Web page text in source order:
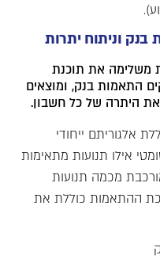
בנק וניתוח יתרות
את תוכנת
התאמות בנק, ומוצאים
היתרה של כל חשבון.
אלגוריתם ייחודי
אילו תנועות מתאימות
מכמה תנועות
ההתאמות כוללת את